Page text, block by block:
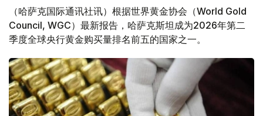
（哈萨克国际通讯社讯）根据世界黄金协会（World Gold
Council, WGC）最新报告，哈萨克斯坦成为2026年第二
季度全球央行黄金购买量排名前五的国家之一。